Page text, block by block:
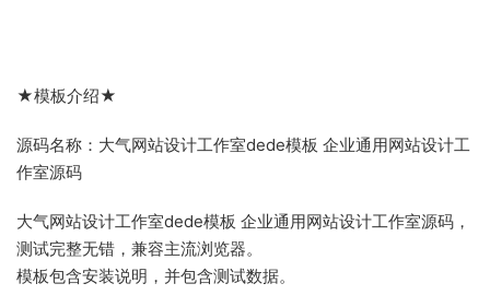
★模板介绍★
源码名称：大气网站设计工作室dede模板 企业通用网站设计工
作室源码
大气网站设计工作室dede模板 企业通用网站设计工作室源码，
测试完整无错，兼容主流浏览器。
模板包含安装说明，并包含测试数据。